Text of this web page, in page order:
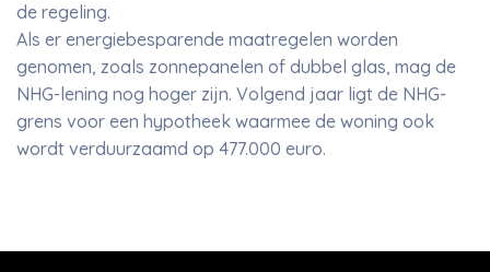
de regeling.
Als er energiebesparende maatregelen worden
genomen, zoals zonnepanelen of dubbel glas, mag de
NHG-lening nog hoger zijn. Volgend jaar ligt de NHG-
grens voor een hypotheek waarmee de woning ook
wordt verduurzaamd op 477.000 euro.